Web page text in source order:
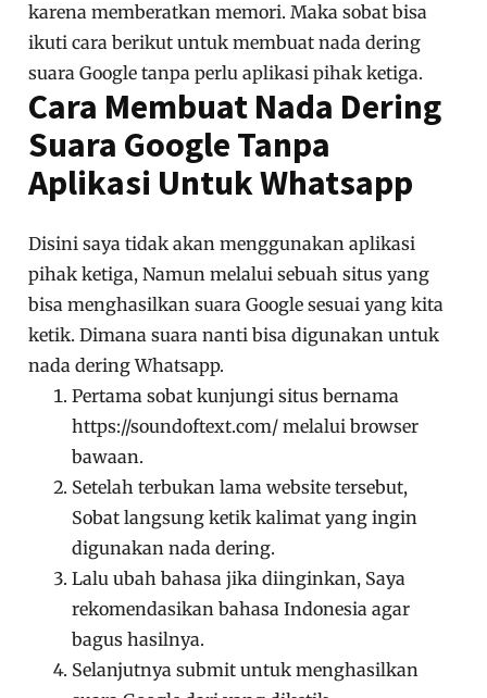
karena memberatkan memori. Maka sobat bisa
ikuti cara berikut untuk membuat nada dering
suara Google tanpa perlu aplikasi pihak ketiga.
Cara Membuat Nada Dering
Suara Google Tanpa
Aplikasi Untuk Whatsapp
Disini saya tidak akan menggunakan aplikasi
pihak ketiga, Namun melalui sebuah situs yang
bisa menghasilkan suara Google sesuai yang kita
ketik. Dimana suara nanti bisa digunakan untuk
nada dering Whatsapp.
Pertama sobat kunjungi situs bernama
https://soundoftext.com/ melalui browser
bawaan.
Setelah terbukan lama website tersebut,
Sobat langsung ketik kalimat yang ingin
digunakan nada dering.
Lalu ubah bahasa jika diinginkan, Saya
rekomendasikan bahasa Indonesia agar
bagus hasilnya.
Selanjutnya submit untuk menghasilkan